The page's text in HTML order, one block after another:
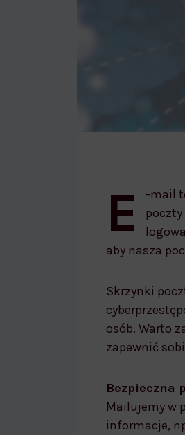
E
-mail
aby nasza
Skrzynki
osób. Warto
zapewnić
Bezpieczna
Mailujemy w
informacje,